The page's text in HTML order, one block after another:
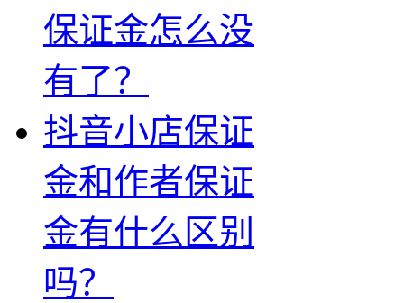
保证金怎么没
有了？
抖音小店保证
金和作者保证
金有什么区别
吗？